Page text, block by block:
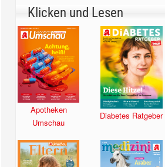
Klicken und Lesen
Apotheken
Umschau
Diabetes Ratgeber